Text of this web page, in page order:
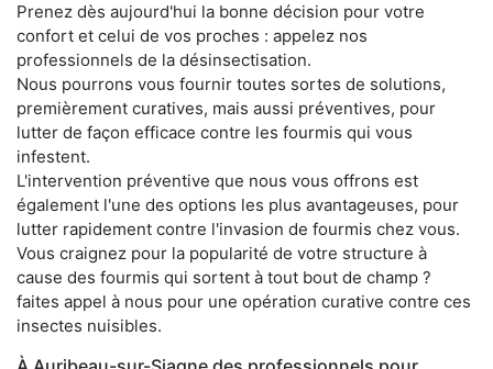
Prenez dès aujourd'hui la bonne décision pour votre
confort et celui de vos proches : appelez nos
professionnels de la désinsectisation.
Nous pourrons vous fournir toutes sortes de solutions,
premièrement curatives, mais aussi préventives, pour
lutter de façon efficace contre les fourmis qui vous
infestent.
L'intervention préventive que nous vous offrons est
également l'une des options les plus avantageuses, pour
lutter rapidement contre l'invasion de fourmis chez vous.
Vous craignez pour la popularité de votre structure à
cause des fourmis qui sortent à tout bout de champ ?
faites appel à nous pour une opération curative contre ces
insectes nuisibles.